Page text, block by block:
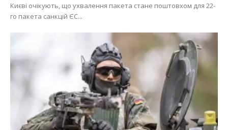
Меню
Київ
Києві очікують, що ухвалення пакета стане поштовхом для 22-
го пакета санкцій ЄС...